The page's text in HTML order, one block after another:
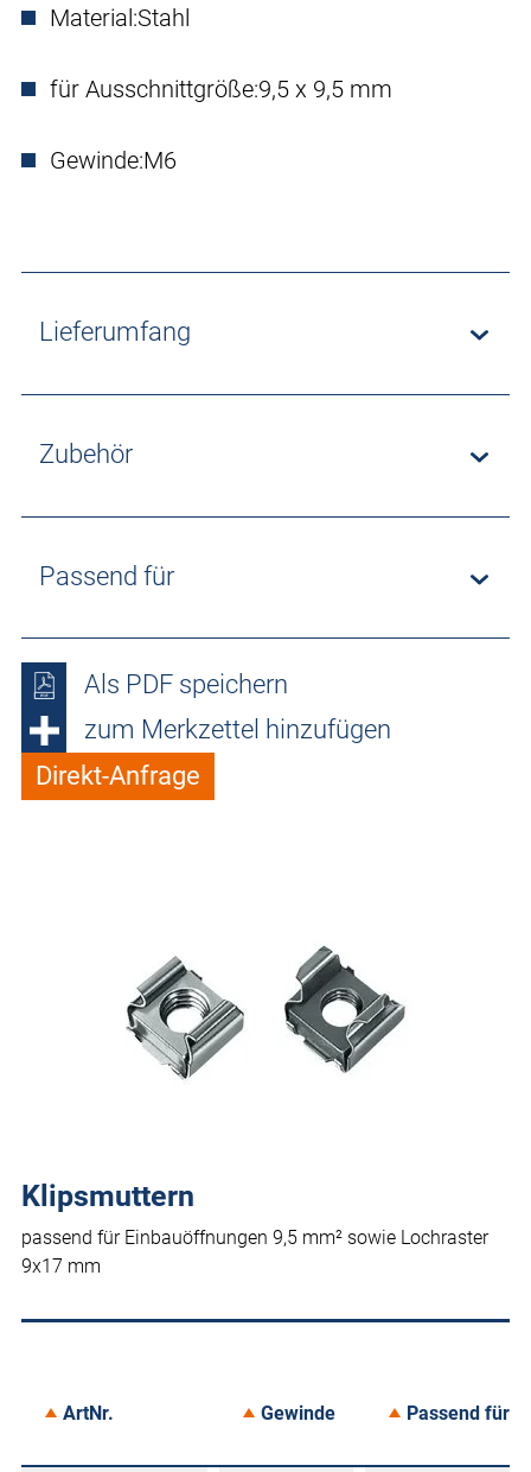
Material:Stahl
für Ausschnittgröße:9,5 x 9,5 mm
Gewinde:M6
Lieferumfang
Zubehör
Passend für
Als PDF speichern
zum Merkzettel hinzufügen
Direkt-Anfrage
Klipsmuttern
passend für Einbauöffnungen 9,5 mm² sowie Lochraster
9x17 mm
ArtNr. Gewinde Passend für